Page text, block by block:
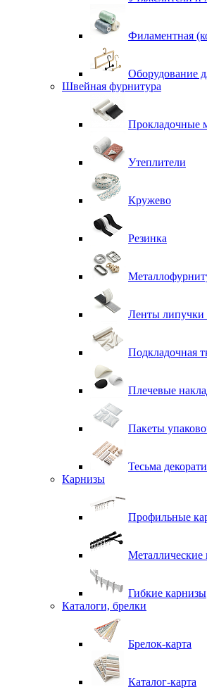
Филаментная
Оборудование
Швейная фурнитура
Прокладочные
Утеплители
Кружево
Резинка
Ленты липучки
Подкладочная
Плечевые
Пакеты
Тесьма
Карнизы
Профильные
Металлические
Гибкие карнизы
Каталоги, брелки
Брелок-карта
Каталог-карта